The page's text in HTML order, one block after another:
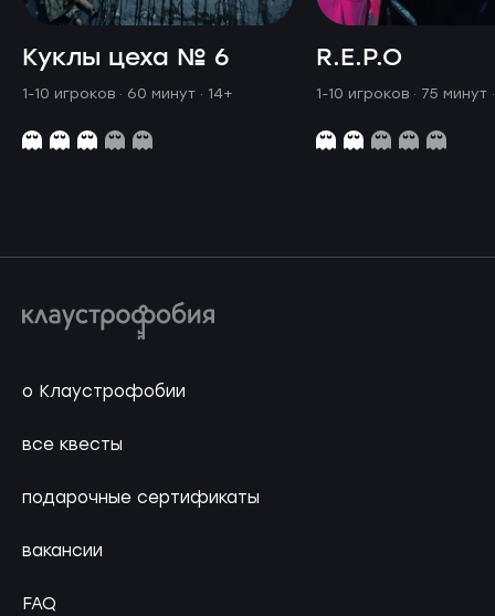
Куклы цеха № 6
1-10 игроков · 60 минут · 14+
R.E.P.O
1-10 игроков · 75 минут
о Клаустрофобии
все квесты
подарочные сертификаты
вакансии
FAQ